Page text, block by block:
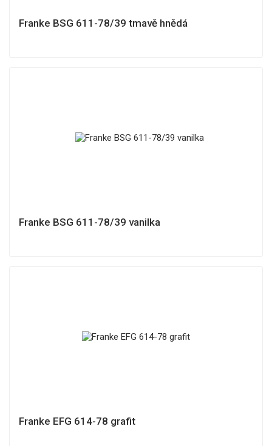
Franke BSG 611-78/39 tmavě hnědá
Franke BSG 611-78/39 vanilka
Franke EFG 614-78 grafit